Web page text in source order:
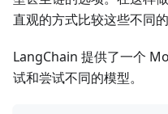
直观的方式比较这些不同
LangChain 提供了一个
试和尝试不同的模型。